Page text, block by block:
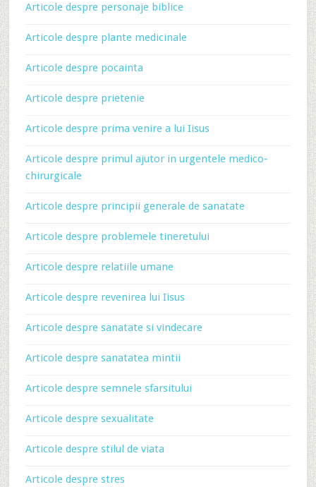
Articole despre personaje biblice
Articole despre plante medicinale
Articole despre pocainta
Articole despre prietenie
Articole despre prima venire a lui Iisus
Articole despre primul ajutor in urgentele medico-
chirurgicale
Articole despre principii generale de sanatate
Articole despre problemele tineretului
Articole despre relatiile umane
Articole despre revenirea lui Iisus
Articole despre sanatate si vindecare
Articole despre sanatatea mintii
Articole despre semnele sfarsitului
Articole despre sexualitate
Articole despre stilul de viata
Articole despre stres